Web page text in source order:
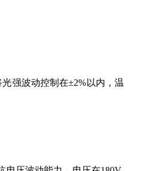
强波动控制在±2%以内，温